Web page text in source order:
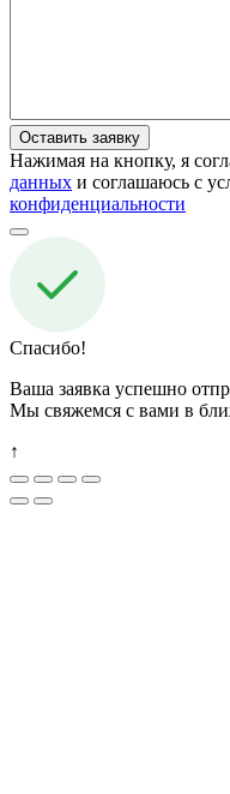
Нажимая на кнопку, я
данных и соглашаюсь с
конфиденциальности
Спасибо!
Ваша заявка успешно
Мы свяжемся с вами в
↑